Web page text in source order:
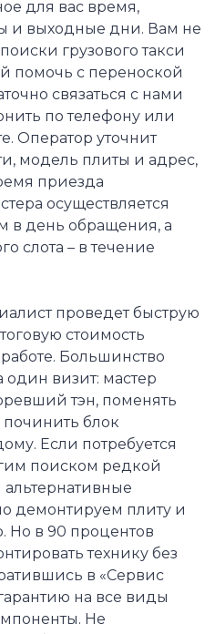
для вас время,
и выходные дни. Вам не
грузового такси
помочь с переноской
связаться с нами
по телефону или
Оператор уточнит
модель плиты и адрес,
приезда
осуществляется
в день обращения, а
слота – в течение
проведет быструю
стоимость
Большинство
один визит: мастер
тэн, поменять
блок
Если потребуется
поиском редкой
демонтируем плиту и
Но в 90 процентов
технику без
в «Сервис
на все виды
Не